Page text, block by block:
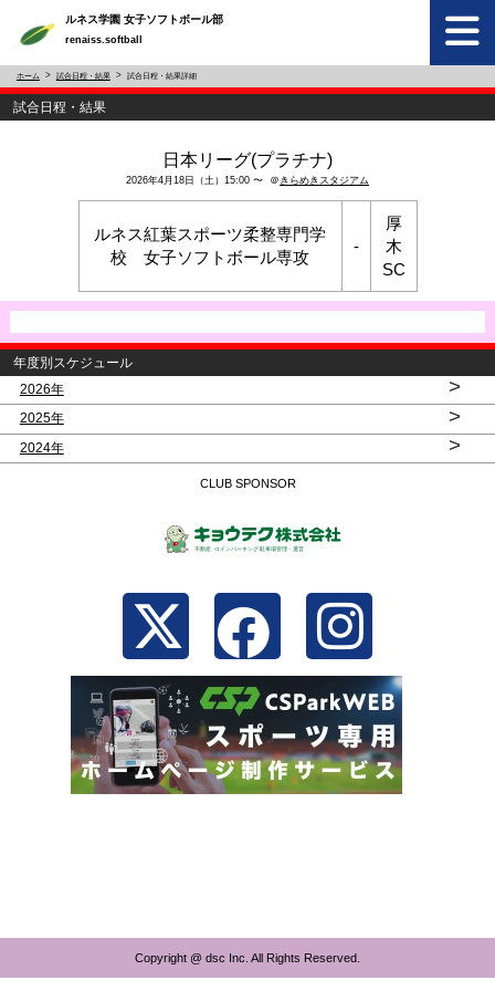
ルネス学園 女子ソフトボール部
renaiss.softball
ホーム 試合日程・結果 試合日程・結果詳細
試合日程・結果
日本リーグ(プラチナ)
2026年4月18日（土）15:00 〜 ＠ きらめきスタジアム
ルネス紅葉スポーツ柔整専門学
校 女子ソフトボール専攻
-
厚
木
SC
年度別スケジュール
2026年
>
2025年 >
2024年 >
CLUB SPONSOR
Copyright @ dsc Inc. All Rights Reserved.